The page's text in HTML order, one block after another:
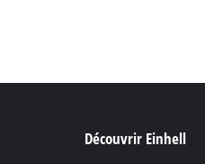
Découvrir Einhell